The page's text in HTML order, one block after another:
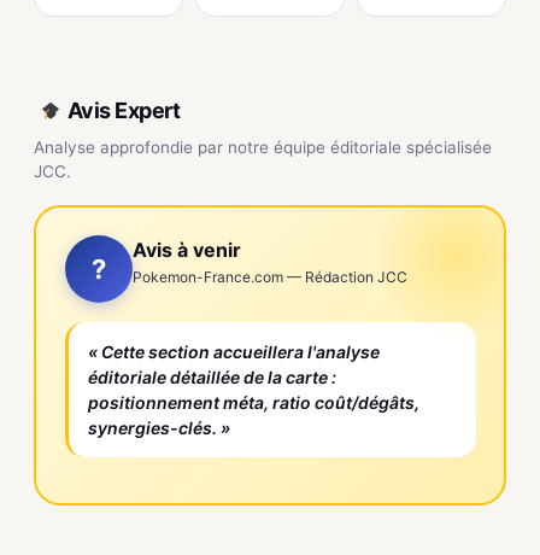
Avis Expert
Analyse approfondie par notre équipe éditoriale spécialisée
JCC.
?
Avis à venir
Pokemon-France.com — Rédaction JCC
« Cette section accueillera l'analyse
éditoriale détaillée de la carte :
positionnement méta, ratio coût/dégâts,
synergies-clés. »